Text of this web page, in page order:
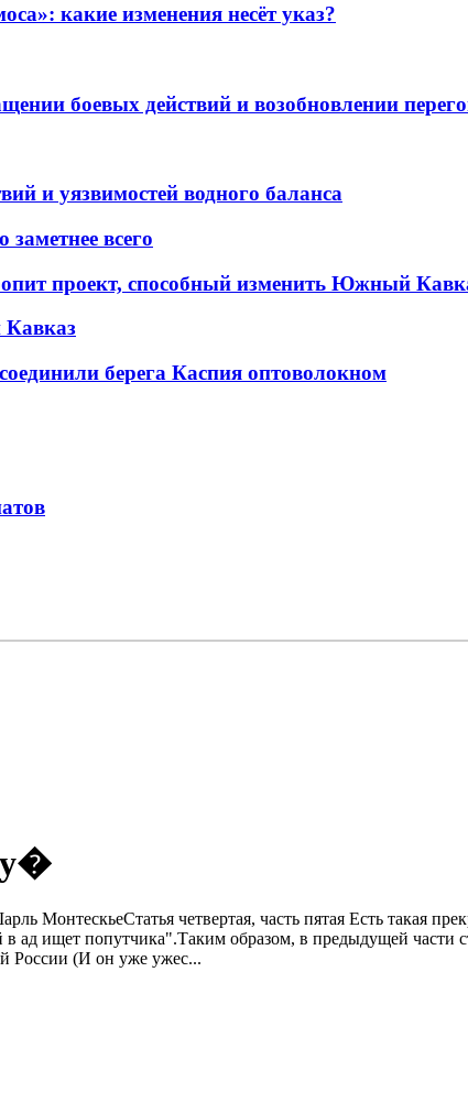
какие изменения несёт указ?
боевых действий и возобновлении
и уязвимостей водного баланса
всего
проект, способный изменить Южный
берега Каспия оптоволокном
четвертая, часть пятая Есть такая
в ад ищет попутчика".Таким образом, в предыдущей
России (И он уже ужес...